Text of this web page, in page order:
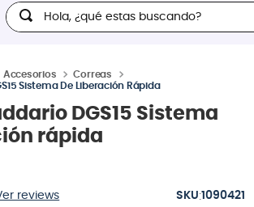
Hola, ¿qué estas buscando?
Accesorios
Correas
Sistema De Liberación Rápida
DGS15 Sistema
rápida
reviews :1090421